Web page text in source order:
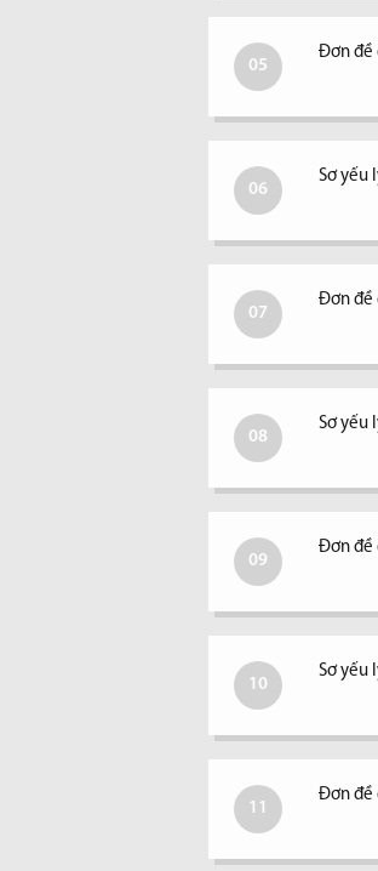
05
Đơn đề
06
Sơ yếu
07
Đơn đề
08
Sơ yếu
09
Đơn đề
10
Sơ yếu
11
Đơn đề